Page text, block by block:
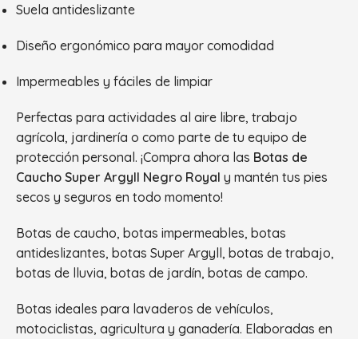
Suela antideslizante
Diseño ergonómico para mayor comodidad
Impermeables y fáciles de limpiar
Perfectas para actividades al aire libre, trabajo
agrícola, jardinería o como parte de tu equipo de
protección personal. ¡Compra ahora las Botas de
Caucho Super Argyll Negro Royal y mantén tus pies
secos y seguros en todo momento!
Botas de caucho, botas impermeables, botas
antideslizantes, botas Super Argyll, botas de trabajo,
botas de lluvia, botas de jardín, botas de campo.
Botas ideales para lavaderos de vehículos,
motociclistas, agricultura y ganadería. Elaboradas en